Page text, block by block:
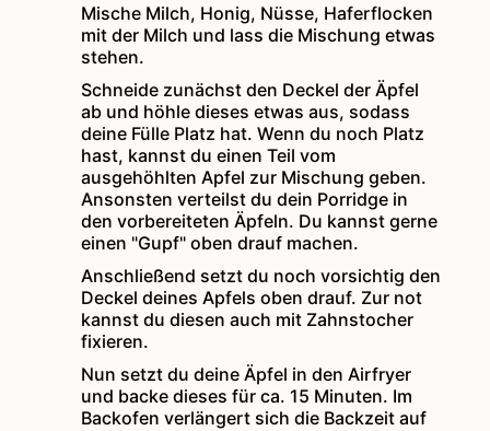
Mische Milch, Honig, Nüsse, Haferflocken
mit der Milch und lass die Mischung etwas
stehen.
Schneide zunächst den Deckel der Äpfel
ab und höhle dieses etwas aus, sodass
deine Fülle Platz hat. Wenn du noch Platz
hast, kannst du einen Teil vom
ausgehöhlten Apfel zur Mischung geben.
Ansonsten verteilst du dein Porridge in
den vorbereiteten Äpfeln. Du kannst gerne
einen "Gupf" oben drauf machen.
Anschließend setzt du noch vorsichtig den
Deckel deines Apfels oben drauf. Zur not
kannst du diesen auch mit Zahnstocher
fixieren.
Nun setzt du deine Äpfel in den Airfryer
und backe dieses für ca. 15 Minuten. Im
Backofen verlängert sich die Backzeit auf